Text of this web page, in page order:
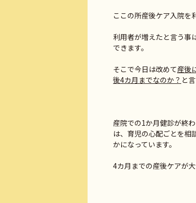
ここの所産後ケア入院を
利用者が増えたと言う事
できます。
そこで今日は改めて産後
後4カ月までなのか？ と
産院での1か月健診が終
は、育児の心配ごとを相
かになっています。
4カ月までの産後ケアが